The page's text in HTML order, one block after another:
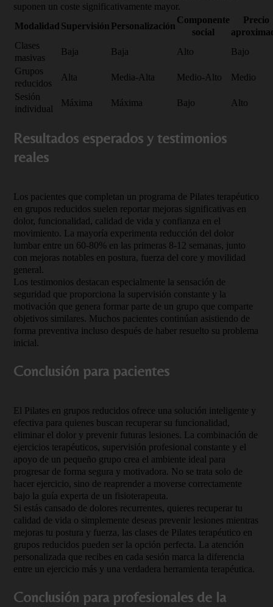
suponen un coste significativamente mayor.
Modalidad Supervisión Personalización
Componente
social
Precio
Clases
masivas
Baja Baja Alto
Bajo
Grupos
reducidos
Alta Media-Alta Medio-Alto
Medio
Sesión
individual
Máxima Máxima Bajo Alto
Resultados esperados y testimonios
reales
Los pacientes que completan un programa de Pilates terapéutico
en grupos reducidos suelen reportar mejoras significativas en
dolor, funcionalidad, calidad de vida y confianza en el
movimiento. La mayoría experimenta reducción del dolor
lumbar entre un 60-80% en las primeras 8-12 semanas, junto
con mejoras notables en postura, fuerza del core y movilidad
general.
Los testimonios destacan especialmente la sensación de
seguridad que proporciona la supervisión constante y la
motivación que genera formar parte de un grupo que comparte
objetivos similares. Muchos pacientes continúan asistiendo de
forma preventiva incluso después de haber resuelto su problema
inicial.
Conclusión para pacientes
El Pilates en grupos reducidos ofrece una solución inteligente y
efectiva para quienes buscan recuperar su funcionalidad,
eliminar el dolor y prevenir futuras lesiones. La combinación de
ejercicios terapéuticos, supervisión profesional constante y el
apoyo de un pequeño grupo crea el ambiente ideal para
progresar de forma segura y motivadora. No se trata solo de
hacer ejercicio, sino de reaprender a moverse correctamente
bajo la guía experta de un fisioterapeuta.
Si estás cansado de dolores recurrentes, quieres recuperar tu
calidad de vida o simplemente deseas prevenir lesiones mientras
mejoras tu postura y fuerza, las clases de Pilates terapéutico en
grupos reducidos pueden ser la opción perfecta. La atención
personalizada que recibes en cada sesión marca la diferencia
entre un ejercicio más y una verdadera herramienta terapéutica.
Conclusión para profesionales de la